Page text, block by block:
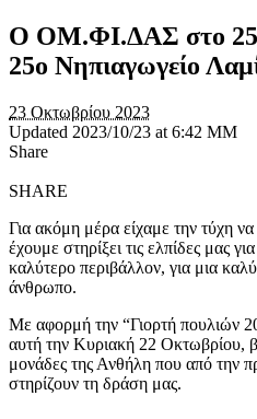
Ο ΟΜ.ΦΙ.ΔΑΣ στο 25ο
25ο Νηπιαγωγείο
23 Οκτωβρίου 2023
Updated 2023/10/23 at 6:42 ΜΜ
Share
SHARE
Για ακόμη μέρα είχαμε την τύχη
έχουμε στηρίξει τις ελπίδες μας
καλύτερο περιβάλλον, για μια
άνθρωπο.
Με αφορμή την “Γιορτή πουλιών
αυτή την Κυριακή 22 Οκτωβρίου,
μονάδες της Ανθήλη που από την
στηρίζουν τη δράση μας.